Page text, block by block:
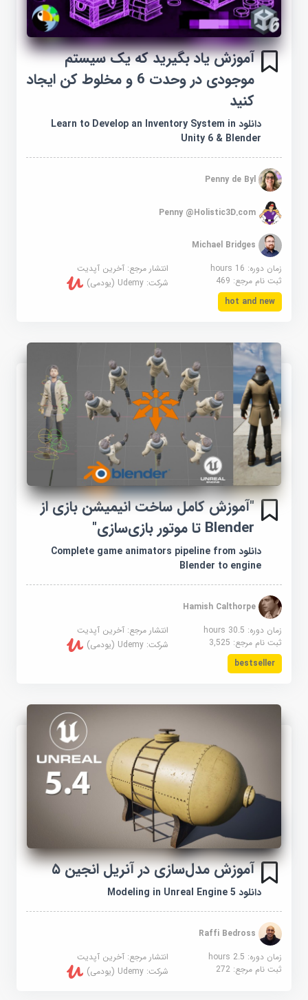
آموزش یاد بگیرید که یک سیستم
موجودی در وحدت 6 و مخلوط کن ایجاد
کنید
دانلود Learn to Develop an Inventory System in
Unity 6 & Blender
Penny de Byl
Penny @Holistic3D.com
Michael Bridges
زمان دوره: 16 hours
انتشار مرجع:آخرین آپدیت
ثبت نام مرجع:469 شرکت:Udemy (یودمی)
hot and new
"آموزش کامل ساخت انیمیشن بازی از
Blender تا موتور بازی‌سازی"
دانلود Complete game animators pipeline from
Blender to engine
Hamish Calthorpe
زمان دوره: 30.5 hours
انتشار مرجع:آخرین آپدیت
ثبت نام مرجع:3,525 شرکت:Udemy (یودمی)
bestseller
آموزش مدل‌سازی در آنریل انجین ۵
دانلود Modeling in Unreal Engine 5
Raffi Bedross
زمان دوره: 2.5 hours
انتشار مرجع:آخرین آپدیت
ثبت نام مرجع:272 شرکت:Udemy (یودمی)